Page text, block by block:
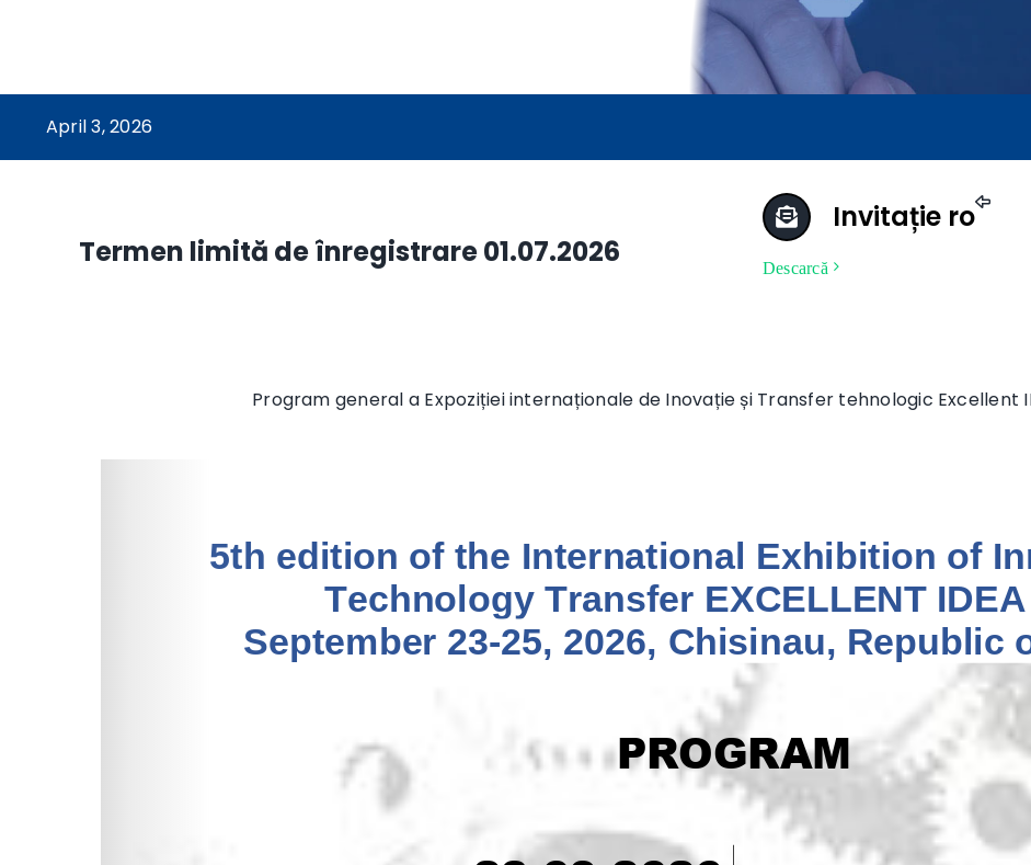
April 3, 2026
Termen limită de înregistrare 01.07.2026
Invitație ro
Descarcă
Program general a Expoziției internaționale de Inovație și Transfer tehnologic Excellent